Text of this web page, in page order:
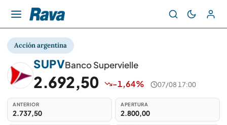
Acción argentina
SUPVBanco Supervielle
2.692,50 -1,64% 07/08 17:00
ANTERIOR
2.737,50
APERTURA
2.800,00